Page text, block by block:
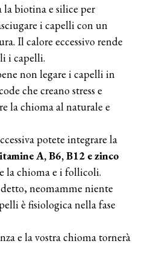
la biotina e silice per
i capelli con un
Il calore eccessivo rende
i capelli.
non legare i capelli in
che creano stress e
la chioma al naturale e
potete integrare la
A, B6, B12 e zinco
la chioma e i follicoli.
neomamme niente
è fisiologica nella fase
e la vostra chioma tornerà
collezione
di look firmati
di Roma
Experience”!
innovativa ed
di prodotti
beauty